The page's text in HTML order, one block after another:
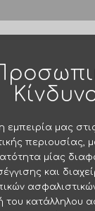
εμπειρία μας
περιουσίας,
μίας
και
του κατάλληλου